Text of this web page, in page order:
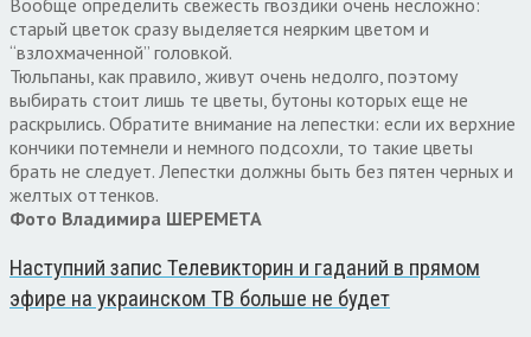
старый цветок сразу выделяется неярким цветом и
“взлохмаченной” головкой.
Тюльпаны, как правило, живут очень недолго, поэтому
выбирать стоит лишь те цветы, бутоны которых еще не
раскрылись. Обратите внимание на лепестки: если их верхние
кончики потемнели и немного подсохли, то такие цветы
брать не следует. Лепестки должны быть без пятен черных и
желтых оттенков.
Фото Владимира ШЕРЕМЕТА
Наступний запис Телевикторин и гаданий в прямом
эфире на украинском ТВ больше не будет